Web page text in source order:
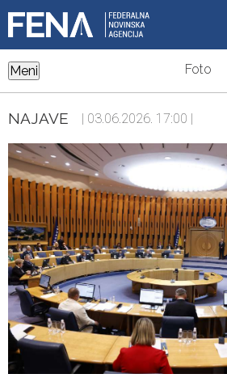
Meni Foto
NAJAVE | 03.06.2026. 17:00 |